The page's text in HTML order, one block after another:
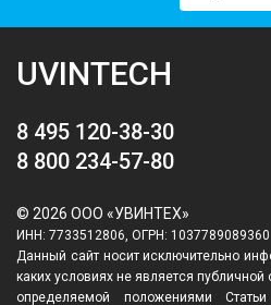
UVINTECH
8 495 120-38-30
8 800 234-57-80
© 2026 ООО «УВИНТЕХ»
ИНН: 7733512806, ОГРН: 1037789089360
Данный сайт носит исключительно
каких условиях не является публичной
определяемой положениями